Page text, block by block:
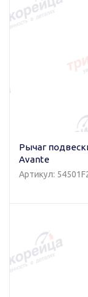
Рычаг
Avante
Артикул: